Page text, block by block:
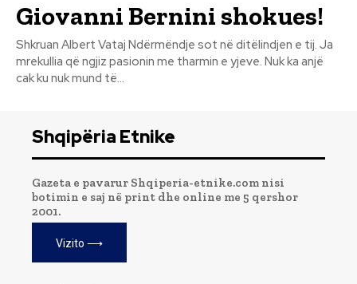
Giovanni Bernini shokues!
Shkruan Albert Vataj Ndërmëndje sot në ditëlindjen e tij. Ja
mrekullia që ngjiz pasionin me tharmin e yjeve. Nuk ka anjë
cak ku nuk mund të...
Shqipëria Etnike
Gazeta e pavarur Shqiperia-etnike.com nisi
botimin e saj në print dhe online me 5 qershor
2001.
Vizito ⟶